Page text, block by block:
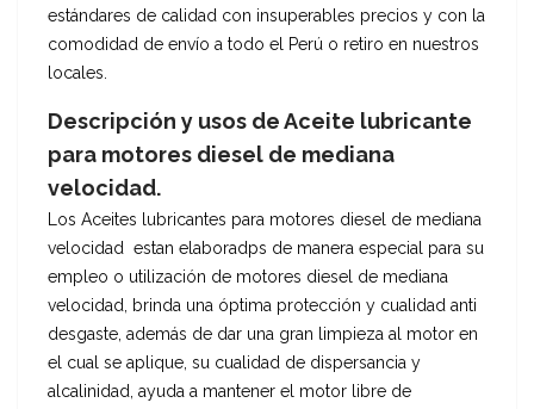
estándares de calidad con insuperables precios y con la
comodidad de envío a todo el Perú o retiro en nuestros
locales.
Descripción y usos de Aceite lubricante
para motores diesel de mediana
velocidad.
Los Aceites lubricantes para motores diesel de mediana
velocidad estan elaboradps de manera especial para su
empleo o utilización de motores diesel de mediana
velocidad, brinda una óptima protección y cualidad anti
desgaste, además de dar una gran limpieza al motor en
el cual se aplique, su cualidad de dispersancia y
alcalinidad, ayuda a mantener el motor libre de